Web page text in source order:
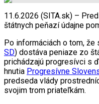
11.6.2026 (SITA.sk) –
štátnych peňazí údajne
Po informáciách o tom, že
SD) dostáva peniaze zo
prichádzajú progresívci s
hnutia Progresívne
predseda vlády
svojim trom priateľkám.